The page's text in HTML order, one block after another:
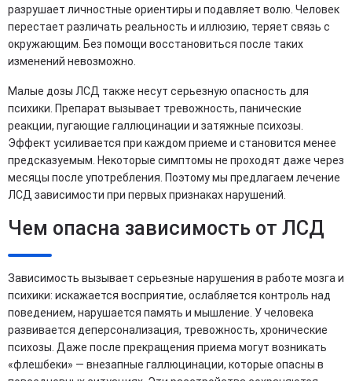
разрушает личностные ориентиры и подавляет волю. Человек
перестает различать реальность и иллюзию, теряет связь с
окружающим. Без помощи восстановиться после таких
изменений невозможно.
Малые дозы ЛСД также несут серьезную опасность для
психики. Препарат вызывает тревожность, панические
реакции, пугающие галлюцинации и затяжные психозы.
Эффект усиливается при каждом приеме и становится менее
предсказуемым. Некоторые симптомы не проходят даже через
месяцы после употребления. Поэтому мы предлагаем лечение
ЛСД зависимости при первых признаках нарушений.
Чем опасна зависимость от ЛСД
Зависимость вызывает серьезные нарушения в работе мозга и
психики: искажается восприятие, ослабляется контроль над
поведением, нарушается память и мышление. У человека
развивается деперсонализация, тревожность, хронические
психозы. Даже после прекращения приема могут возникать
«флешбеки» — внезапные галлюцинации, которые опасны в